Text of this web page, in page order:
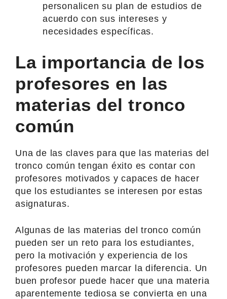
personalicen su plan de estudios de
acuerdo con sus intereses y
necesidades específicas.
La importancia de los
profesores en las
materias del tronco
común
Una de las claves para que las materias del
tronco común tengan éxito es contar con
profesores motivados y capaces de hacer
que los estudiantes se interesen por estas
asignaturas.
Algunas de las materias del tronco común
pueden ser un reto para los estudiantes,
pero la motivación y experiencia de los
profesores pueden marcar la diferencia. Un
buen profesor puede hacer que una materia
aparentemente tediosa se convierta en una